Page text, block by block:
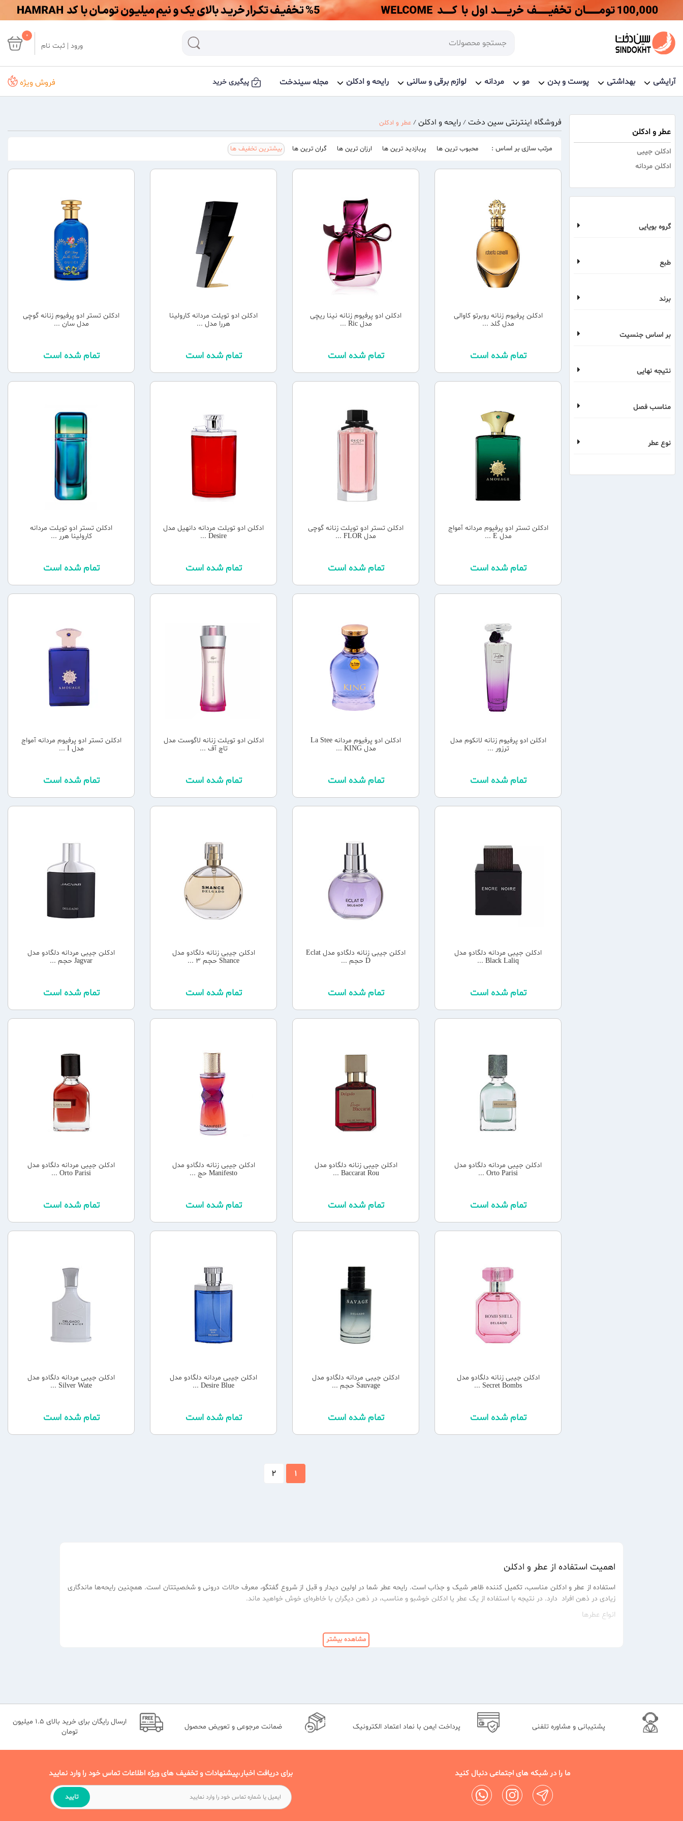
ورود | ثبت نام
0
آرایشی بهداشتی پوست و بدن مو مردانه لوازم برقی و سالنی رایحه و ادکلن مجله سیندخت پیگیری خرید فروش ویژه
عطر و ادکلن
ادکلن جیبی
ادکلن مردانه
گروه بویایی
طبع
برند
بر اساس جنسیت
نتیجه نهایی
مناسب فصل
نوع عطر
فروشگاه اینترنتی سین دخت / رایحه و ادکلن / عطر و ادکلن
مرتب سازی بر اساس : محبوب ترین ها پربازدید ترین ها ارزان ترین ها گران ترین ها بیشترین تخفیف ها
ادکلن پرفیوم زنانه روبرتو کاوالی
مدل گلد ...
تمام شده است
ادکلن ادو پرفیوم زنانه نینا ریچی
مدل Ric ...
تمام شده است
ادکلن ادو تویلت مردانه کارولینا
هررا مدل ...
تمام شده است
ادکلن تستر ادو پرفیوم زنانه گوچی
مدل سان ...
تمام شده است
ادکلن تستر ادو پرفیوم مردانه آمواج
مدل E ...
تمام شده است
ادکلن تستر ادو تویلت زنانه گوچی
مدل FLOR ...
تمام شده است
ادکلن ادو تویلت مردانه دانهیل مدل
Desire ...
تمام شده است
ادکلن تستر ادو تویلت مردانه
کارولینا هرر ...
تمام شده است
ادکلن ادو پرفیوم زنانه لانکوم مدل
ترزور ...
تمام شده است
ادکلن ادو پرفیوم مردانه La Stee
مدل KING ...
تمام شده است
ادکلن ادو تویلت زنانه لاگوست مدل
تاچ آف ...
تمام شده است
ادکلن تستر ادو پرفیوم مردانه آمواج
مدل I ...
تمام شده است
ادکلن جیبی مردانه دلگادو مدل
Black Laliq ...
تمام شده است
ادکلن جیبی زنانه دلگادو مدل Eclat
D حجم ...
تمام شده است
ادکلن جیبی زنانه دلگادو مدل
Shance حجم 3 ...
تمام شده است
ادکلن جیبی مردانه دلگادو مدل
Jagvar حجم ...
تمام شده است
ادکلن جیبی مردانه دلگادو مدل
Orto Parisi ...
تمام شده است
ادکلن جیبی زنانه دلگادو مدل
Baccarat Rou ...
تمام شده است
ادکلن جیبی زنانه دلگادو مدل
Manifesto حج ...
تمام شده است
ادکلن جیبی مردانه دلگادو مدل
Orto Parisi ...
تمام شده است
ادکلن جیبی زنانه دلگادو مدل
Secret Bombs ...
تمام شده است
ادکلن جیبی مردانه دلگادو مدل
Sauvage حجم ...
تمام شده است
ادکلن جیبی مردانه دلگادو مدل
Desire Blue ...
تمام شده است
ادکلن جیبی مردانه دلگادو مدل
Silver Wate ...
تمام شده است
1
2
اهمیت استفاده از عطر و ادکلن
استفاده از عطر و ادکلن مناسب، تکمیل کننده ظاهر شیک و جذاب است. رایحه عطر شما در اولین دیدار و قبل از شروع گفتگو، معرف حالات درونی و شخصیتتان است. همچنین رایحه‌ها ماندگاری
زیادی در ذهن افراد دارد. در نتیجه با استفاده از یک عطر یا ادکلن خوشبو و مناسب، در ذهن دیگران با خاطره‌ای خوش خواهید ماند.
انواع عطرها
ادو تویلت (Eau de Toilette)
این نوع از عطرها، از غلظت بسیار کمی برخوردارند و فقط 1 تا 3 درصد اسانس روغنی دارند. اوفرش ها از مخلوط شدن روغن های معطر با آب تولید می شوند که از آن ها معمولا برای تر و تازه کردن
پوست، به ویژه پس از اصلاح صورت به عنوان افتر شیو استفاده می شود. این محصولات قیمت ارزان و مناسبی دارند.
مشاهده بیشتر
پشتیبانی و مشاوره تلفنی پرداخت ایمن با نماد اعتماد الکترونیک ضمانت مرجوعی و تعویض محصول
ارسال رایگان برای خرید بالای 1.5 میلیون
تومان
ما را در شبکه های اجتماعی دنبال کنید برای دریافت اخبار،پیشنهادات و تخفیف های ویژه اطلاعات تماس خود را وارد نمایید
تایید